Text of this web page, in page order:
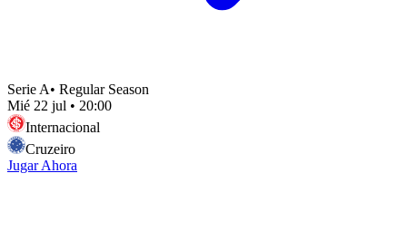
Serie A• Regular Season
Mié 22 jul • 20:00
Internacional
Cruzeiro
Jugar Ahora